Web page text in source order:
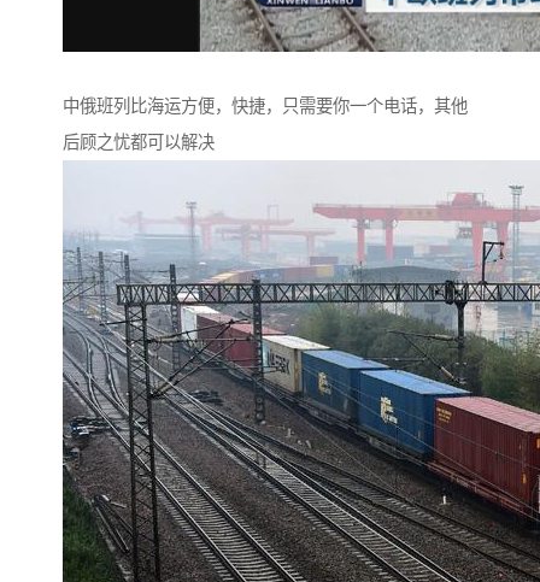
中俄班列比海运方便，快捷，只需要你一个电话，其他
后顾之忧都可以解决